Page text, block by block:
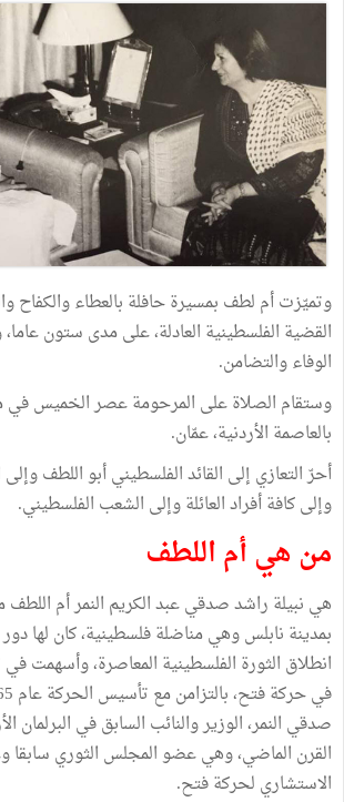
وتميّزت أم لطف بمسيرة حافلة بالعطاء والكفاح
القضية الفلسطينية العادلة، على مدى ستون
الوفاء والتضامن.
وستقام الصلاة على المرحومة عصر الخميس
بالعاصمة الأردنية، عمّان.
أحرّ التعازي إلى القائد الفلسطيني أبو اللطف
وإلى كافة أفراد العائلة وإلى الشعب الفلسطيني.
من هي أم اللطف
بمدينة نابلس وهي مناضلة فلسطينية، كان لها
انطلاق الثورة الفلسطينية المعاصرة، وأسهمت
صدقي النمر، الوزير والنائب السابق في البرلمان
القرن الماضي، وهي عضو المجلس الثوري
الاستشاري لحركة فتح.